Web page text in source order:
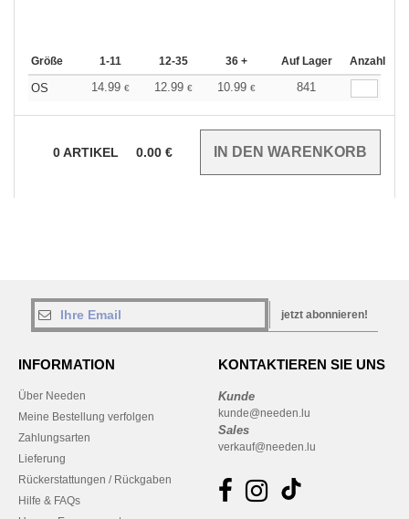
Größe 1-11 12-35 36 + Auf Lager Anzahl
OS 14.99 € 12.99 € 10.99 € 841
0ARTIKEL 0.00 €
jetzt abonnieren!
INFORMATION
Über Needen
Meine Bestellung verfolgen
Zahlungsarten
Lieferung
Rückerstattungen / Rückgaben
Hilfe & FAQs
KONTAKTIEREN SIE UNS
Kunde
kunde@needen.lu
Sales
verkauf@needen.lu